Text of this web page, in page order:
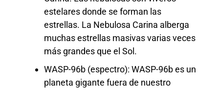
estelares donde se forman las
estrellas. La Nebulosa Carina alberga
muchas estrellas masivas varias veces
más grandes que el Sol.
WASP-96b (espectro): WASP-96b es un
planeta gigante fuera de nuestro